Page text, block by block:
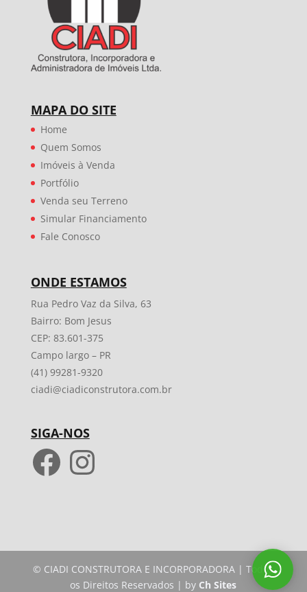
MAPA DO SITE
Home
Quem Somos
Imóveis à Venda
Portfólio
Venda seu Terreno
Simular Financiamento
Fale Conosco
ONDE ESTAMOS
Rua Pedro Vaz da Silva, 63
Bairro: Bom Jesus
CEP: 83.601-375
Campo largo – PR
(41) 99281-9320
ciadi@ciadiconstrutora.com.br
SIGA-NOS
Facebook Instagram
© CIADI CONSTRUTORA E INCORPORADORA | Todos
os Direitos Reservados | by Ch Sites